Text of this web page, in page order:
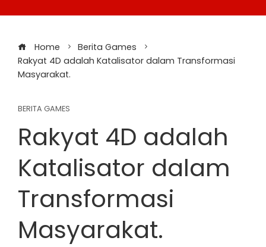
Home
Berita Games
Rakyat 4D adalah Katalisator dalam Transformasi
Masyarakat.
BERITA GAMES
Rakyat 4D adalah
Katalisator dalam
Transformasi
Masyarakat.